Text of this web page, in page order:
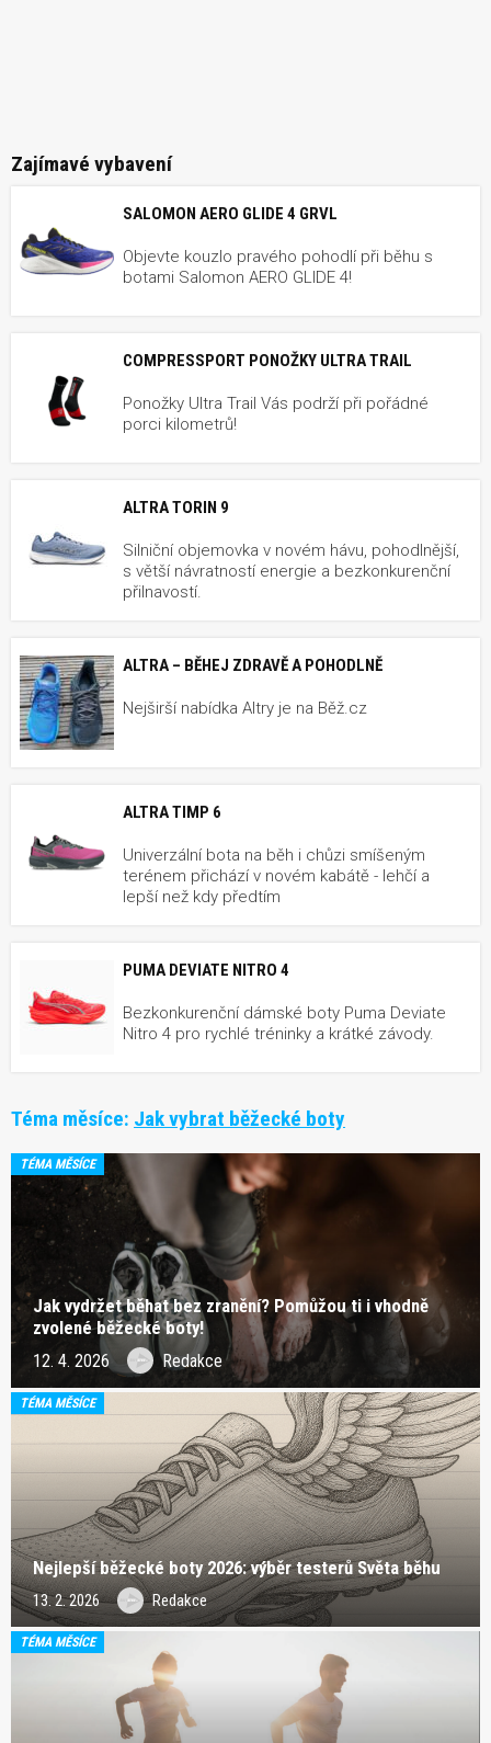
Zajímavé vybavení
SALOMON AERO GLIDE 4 GRVL
Objevte kouzlo pravého pohodlí při běhu s
botami Salomon AERO GLIDE 4!
COMPRESSPORT PONOŽKY ULTRA TRAIL
Ponožky Ultra Trail Vás podrží při pořádné
porci kilometrů!
ALTRA TORIN 9
Silniční objemovka v novém hávu, pohodlnější,
s větší návratností energie a bezkonkurenční
přilnavostí.
ALTRA – BĚHEJ ZDRAVĚ A POHODLNĚ
Nejširší nabídka Altry je na Běž.cz
ALTRA TIMP 6
Univerzální bota na běh i chůzi smíšeným
terénem přichází v novém kabátě - lehčí a
lepší než kdy předtím
PUMA DEVIATE NITRO 4
Bezkonkurenční dámské boty Puma Deviate
Nitro 4 pro rychlé tréninky a krátké závody.
Téma měsíce: Jak vybrat běžecké boty
TÉMA MĚSÍCE
Jak vydržet běhat bez zranění? Pomůžou ti i vhodně
zvolené běžecké boty!
12. 4. 2026 Redakce
TÉMA MĚSÍCE
Nejlepší běžecké boty 2026: výběr testerů Světa běhu
13. 2. 2026 Redakce
TÉMA MĚSÍCE